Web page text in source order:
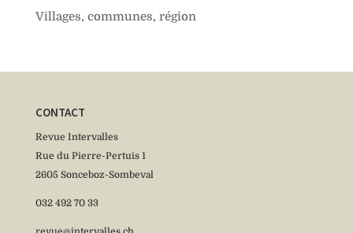
Villages, communes, région
CONTACT
Revue Intervalles
Rue du Pierre-Pertuis 1
2605 Sonceboz-Sombeval
032 492 70 33